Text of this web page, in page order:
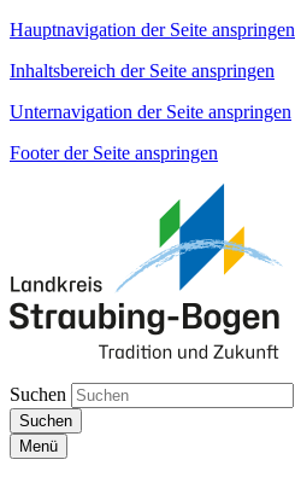
Hauptnavigation der Seite anspringen
Inhaltsbereich der Seite anspringen
Unternavigation der Seite anspringen
Footer der Seite anspringen
Suchen
Suchen
Menü